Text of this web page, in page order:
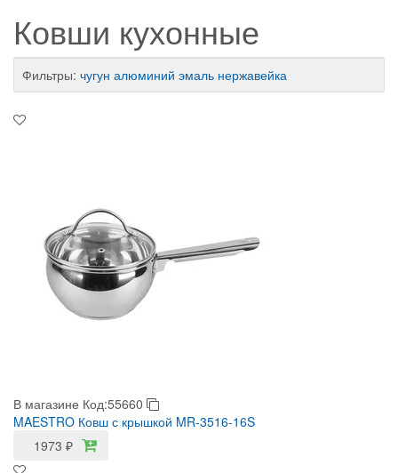
Ковши кухонные
Фильтры: чугун алюминий эмаль нержавейка
В магазине Код:55660
MAESTRO Ковш с крышкой MR-3516-16S
1973 ₽